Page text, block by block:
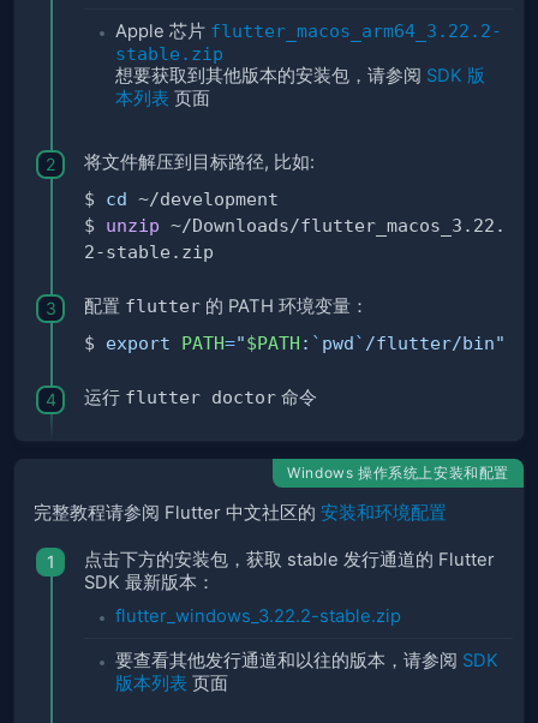
Apple 芯片 flutter_macos_arm64_3.22.2-
stable.zip
想要获取到其他版本的安装包，请参阅 SDK 版
本列表 页面
将文件解压到目标路径, 比如:
$ cd
$ unzip ~/Downloads/flutter_macos_3.22.
配置 flutter 的 PATH 环境变量：
$ export PATH="$PATH : ` pwd` /flutter/bin"
运行 flutter doctor 命令
Windows 操作系统上安装和配置
完整教程请参阅 Flutter 中文社区的 安装和环境配置
点击下方的安装包，获取 stable 发行通道的 Flutter
SDK 最新版本：
flutter_windows_3.22.2-stable.zip
要查看其他发行通道和以往的版本，请参阅 SDK
版本列表 页面